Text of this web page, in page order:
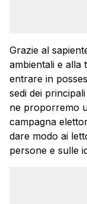
Grazie al
ambientali e alla
entrare in
sedi dei
ne proporremo
campagna
dare modo ai
persone e sulle